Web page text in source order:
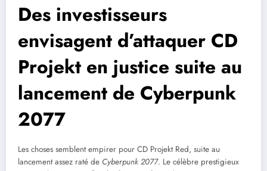
Des investisseurs
envisagent d’attaquer CD
Projekt en justice suite au
lancement de Cyberpunk
2077
Les choses semblent empirer pour CD Projekt Red, suite au
lancement assez raté de Cyberpunk 2077. Le célèbre prestigieux